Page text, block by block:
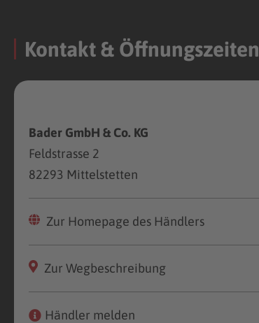
Kontakt & Öffnungszeiten
Bader GmbH & Co. KG
Feldstrasse 2
82293 Mittelstetten
Zur Homepage des Händlers
Zur Wegbeschreibung
Händler melden